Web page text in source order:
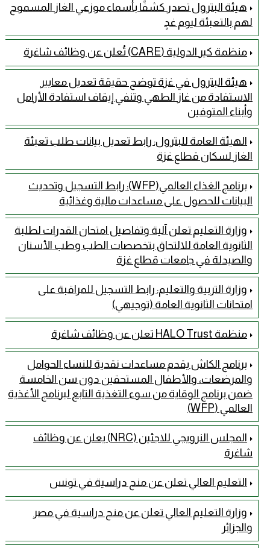
هيئة البترول تصدر كشفًا بأسماء موزعي الغاز المسموح
لهم بالتعبئة ليوم غدٍ
منظمة كير الدولية (CARE) تُعلن عن وظائف شاغرة
هيئة البترول في غزة توضح حقيقة تعديل معايير
الاستفادة من غاز الطهي وتنفي إيقاف استفادة الأرامل
وأبناء المتوفين
الهيئة العامة للبترول: رابط تعديل بيانات طلب تعبئة
الغاز لسكان قطاع غزة
برنامج الغذاء العالمي(WFP): رابط التسجيل وتحديث
البيانات للحصول على مساعدات مالية وغذائية
وزارة التعليم تعلن آلية وتفاصيل امتحان القدرات لطلبة
الثانوية العامة للالتحاق بتخصصات الطب وطب الأسنان
والصيدلة في جامعات قطاع غزة
وزارة التربية والتعليم: رابط التسجيل للمراقبة على
امتحانات الثانوية العامة (توجيهي)
منظمة HALO Trust تعلن عن وظائف شاغرة
برنامج الكاش يقدم مساعدات نقدية للنساء الحوامل
والمرضعات، والأطفال المستحقين دون سن الخامسة
ضمن برنامج الوقاية من سوء التغذية التابع لبرنامج الأغذية
العالمي (WFP)
المجلس النرويجي للاجئين (NRC) يعلن عن وظائف
شاغرة
التعليم العالي تعلن عن منح دراسية في تونس
وزارة التعليم العالي تعلن عن منح دراسية في مصر
والجزائر